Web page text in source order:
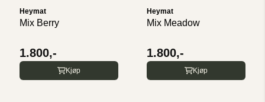
Heymat
Mix Berry
1.800,-
Kjøp
Heymat
Mix Meadow
1.800,-
Kjøp